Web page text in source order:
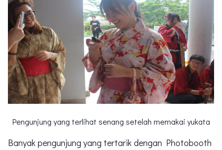
Pengunjung yang terlihat senang setelah memakai yukata
Banyak pengunjung yang tertarik dengan Photobooth